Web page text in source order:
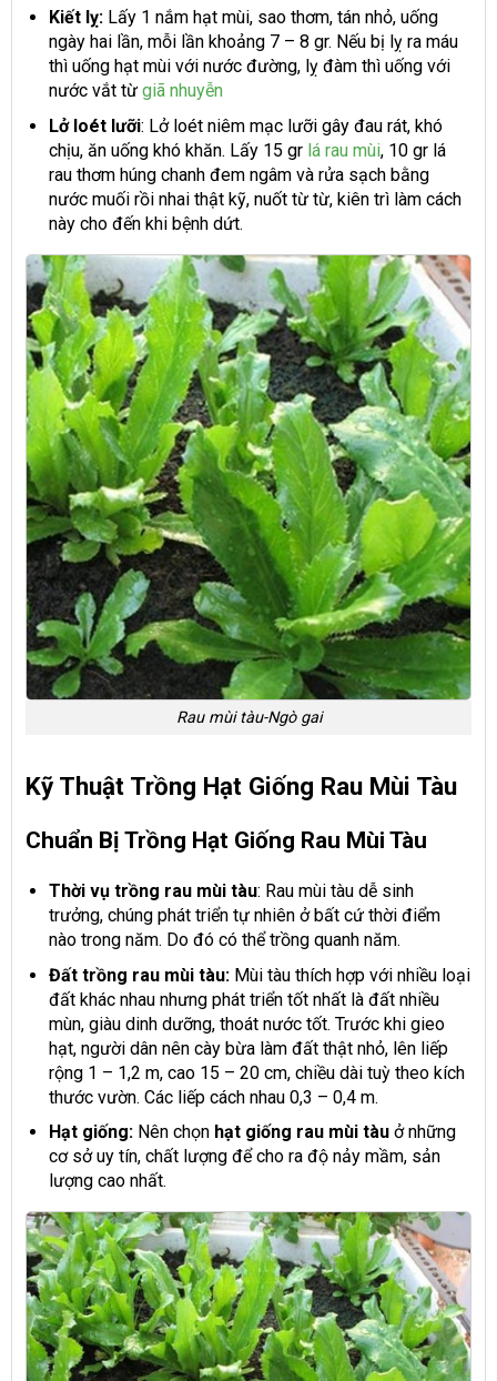
Kiết lỵ:Lấy 1 nắm hạt mùi, sao thơm, tán nhỏ, uống
ngày hai lần, mỗi lần khoảng 7 – 8 gr. Nếu bị lỵ ra máu
thì uống hạt mùi với nước đường, lỵ đàm thì uống với
nước vắt từ giã nhuyễn
Lở loét lưỡi: Lở loét niêm mạc lưỡi gây đau rát, khó
chịu, ăn uống khó khăn. Lấy 15 gr lá rau mùi, 10 gr lá
rau thơm húng chanh đem ngâm và rửa sạch bằng
nước muối rồi nhai thật kỹ, nuốt từ từ, kiên trì làm cách
này cho đến khi bệnh dứt.
Rau mùi tàu-Ngò gai
Kỹ Thuật Trồng Hạt Giống Rau Mùi Tàu
Chuẩn Bị Trồng Hạt Giống Rau Mùi Tàu
Thời vụ trồng rau mùi tàu: Rau mùi tàu dễ sinh
trưởng, chúng phát triển tự nhiên ở bất cứ thời điểm
nào trong năm. Do đó có thể trồng quanh năm.
Đất trồng rau mùi tàu: Mùi tàu thích hợp với nhiều loại
đất khác nhau nhưng phát triển tốt nhất là đất nhiều
mùn, giàu dinh dưỡng, thoát nước tốt. Trước khi gieo
hạt, người dân nên cày bừa làm đất thật nhỏ, lên liếp
rộng 1 – 1,2 m, cao 15 – 20 cm, chiều dài tuỳ theo kích
thước vườn. Các liếp cách nhau 0,3 – 0,4 m.
Hạt giống:Nên chọn hạt giống rau mùi tàuở những
cơ sở uy tín, chất lượng để cho ra độ nảy mầm, sản
lượng cao nhất.